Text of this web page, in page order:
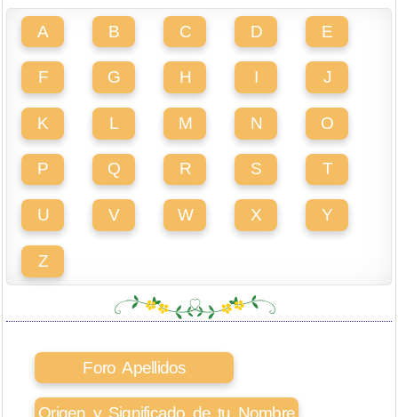
A B C D E
F G H I J
K L M N O
P Q R S T
U V W X Y
Z
Foro Apellidos
Origen y Significado de tu Nombre